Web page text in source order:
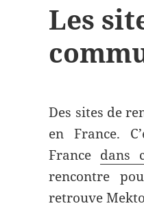
Les
Des sites de
en France.
France dans
rencontre
retrouve